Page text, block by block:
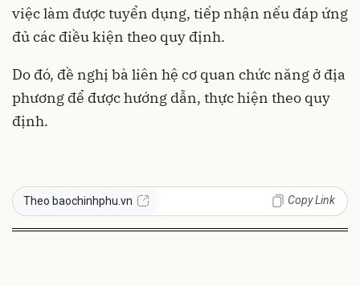
việc làm được tuyển dụng, tiếp nhận nếu đáp ứng
đủ các điều kiện theo quy định.
Do đó, đề nghị bà liên hệ cơ quan chức năng ở địa
phương để được hướng dẫn, thực hiện theo quy
định.
Theo baochinhphu.vn Copy Link